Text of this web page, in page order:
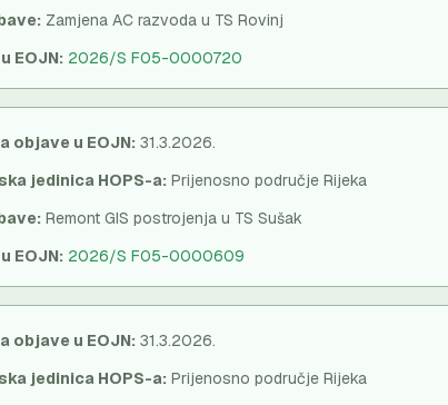
Zamjena AC razvoda u TS Rovinj
EOJN: 2026/S F05-0000720
objave u EOJN: 31.3.2026.
jedinica HOPS-a: Prijenosno područje Rijeka
Remont GIS postrojenja u TS Sušak
EOJN: 2026/S F05-0000609
objave u EOJN: 31.3.2026.
jedinica HOPS-a: Prijenosno područje Rijeka